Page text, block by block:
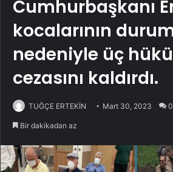
Cumhurbaşkanı
kocalarının
nedeniyle üç
cezasını kaldırdı.
TUĞÇE ERTEKİN Mart 30, 2023 0
Bir dakikadan az